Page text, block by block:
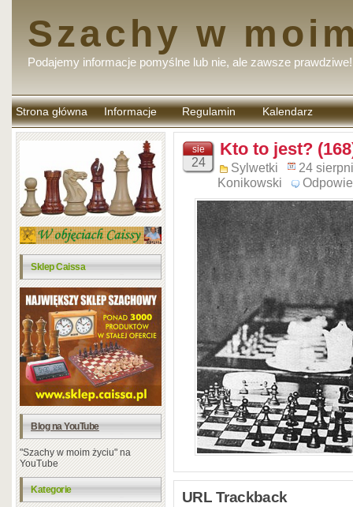
Szachy w
Podajemy informacje pomyślne lub nie, ale zawsze prawdziwe!
Strona główna Informacje Regulamin
komentarzy
Kalendarz
Sklep Caissa
Blog na YouTube
"Szachy w moim życiu" na
YouTube
Kategorie
sie
24
Kto to jest?
Sylwetki
24
Konikowski
URL Trackback